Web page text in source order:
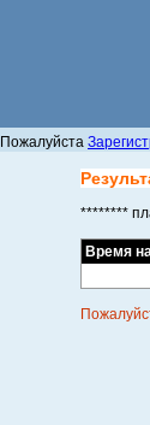
Пожалуйста
********
Время